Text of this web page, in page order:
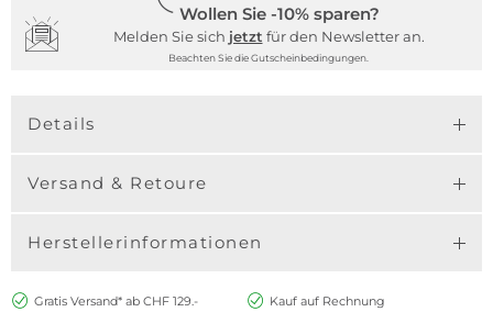
Wollen Sie -10% sparen?
Melden Sie sich jetzt für den Newsletter an.
Beachten Sie die Gutscheinbedingungen.
Details
Versand & Retoure
Herstellerinformationen
Gratis Versand* ab CHF 129.-
Kauf auf Rechnung